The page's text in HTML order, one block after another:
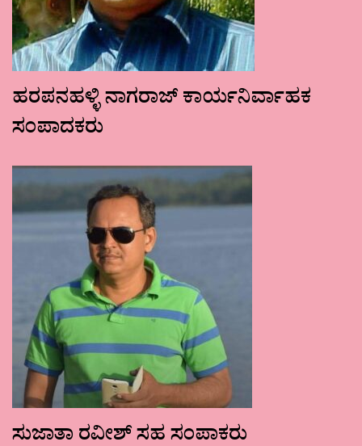
ಹರಪನಹಳ್ಳಿ ನಾಗರಾಜ್ ಕಾರ್ಯನಿರ್ವಾಹಕ
ಸಂಪಾದಕರು
ಸುಜಾತಾ ರವೀಶ್ ಸಹ ಸಂಪಾಕರು